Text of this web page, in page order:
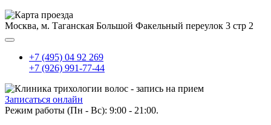
Москва, м. Таганская Большой Факельный переулок 3 стр 2
+7 (495) 04 92 269
+7 (926) 991-77-44
Записаться онлайн
Режим работы (Пн - Вс): 9:00 - 21:00.